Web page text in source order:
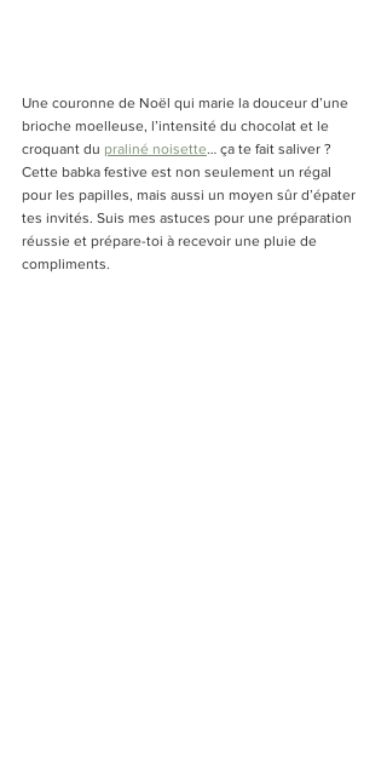
Une couronne de Noël qui marie la douceur d’une
brioche moelleuse, l’intensité du chocolat et le
croquant du praliné noisette … ça te fait saliver ?
Cette babka festive est non seulement un régal
pour les papilles, mais aussi un moyen sûr d’épater
tes invités. Suis mes astuces pour une préparation
réussie et prépare-toi à recevoir une pluie de
compliments.